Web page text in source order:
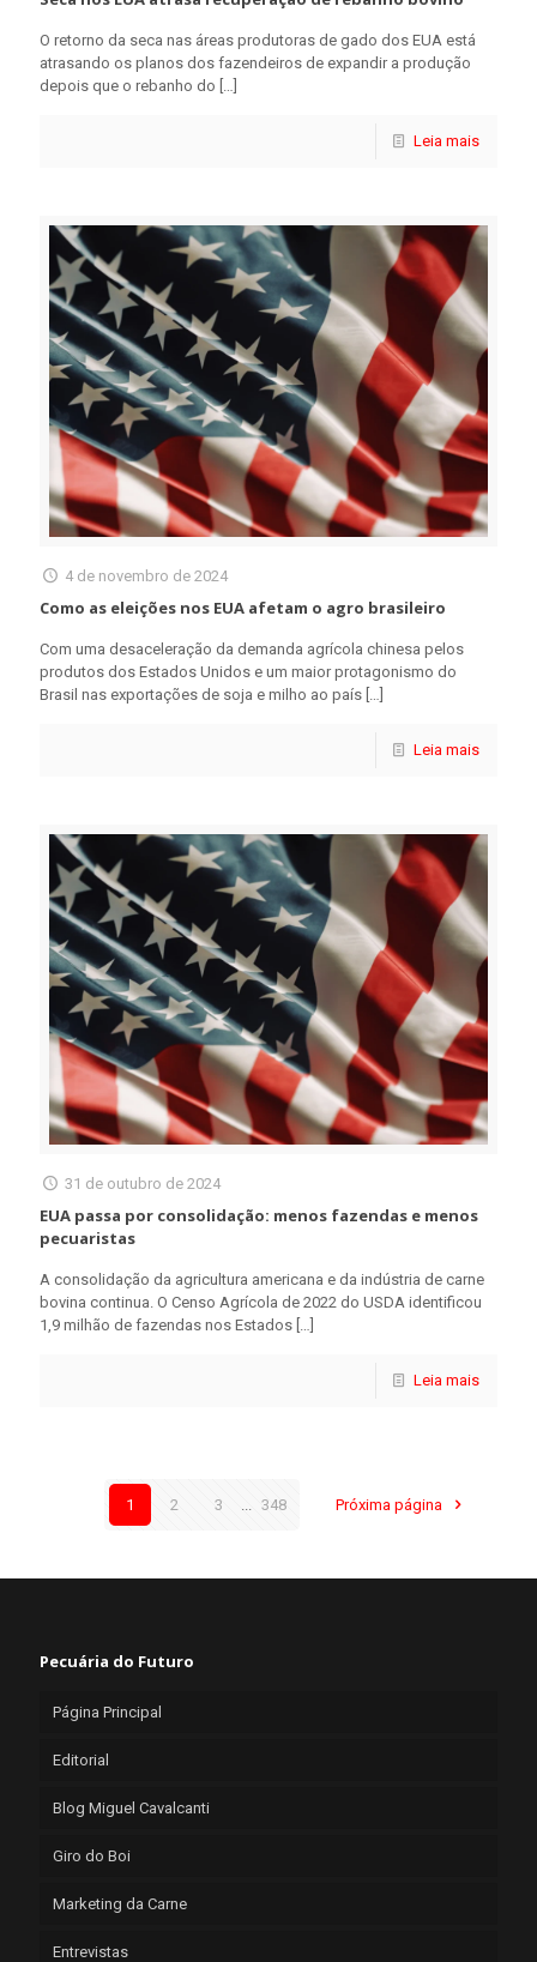
O retorno da seca nas áreas produtoras de gado dos EUA está
atrasando os planos dos fazendeiros de expandir a produção
depois que o rebanho do […]
Leia mais
4 de novembro de 2024
Como as eleições nos EUA afetam o agro brasileiro
Com uma desaceleração da demanda agrícola chinesa pelos
produtos dos Estados Unidos e um maior protagonismo do
Brasil nas exportações de soja e milho ao país […]
Leia mais
31 de outubro de 2024
EUA passa por consolidação: menos fazendas e menos
pecuaristas
A consolidação da agricultura americana e da indústria de carne
bovina continua. O Censo Agrícola de 2022 do USDA identificou
1,9 milhão de fazendas nos Estados […]
Leia mais
1 2 3 ... 348 Próxima página
Pecuária do Futuro
Página Principal
Editorial
Blog Miguel Cavalcanti
Giro do Boi
Marketing da Carne
Entrevistas